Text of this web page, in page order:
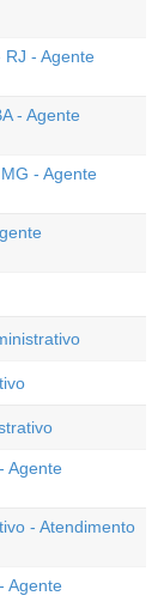
- Agente
- Agente
- Agente
Agente
- Atendimento
Agente